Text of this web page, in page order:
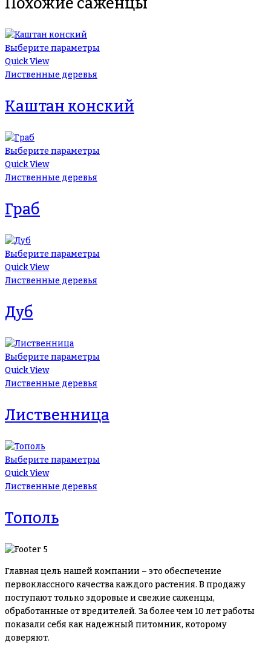
Выберите параметры
Quick View
Лиственные деревья
Каштан конский
Выберите параметры
Quick View
Лиственные деревья
Граб
Выберите параметры
Quick View
Лиственные деревья
Дуб
Выберите параметры
Quick View
Лиственные деревья
Лиственница
Выберите параметры
Quick View
Лиственные деревья
Тополь
Главная цель нашей компании – это обеспечение
первоклассного качества каждого растения. В продажу
поступают только здоровые и свежие саженцы,
обработанные от вредителей. За более чем 10 лет работы
показали себя как надежный питомник, которому
доверяют.